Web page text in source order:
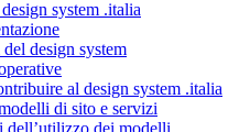
system .italia
design system
al design system .italia
di sito e servizi
dell’utilizzo dei modelli